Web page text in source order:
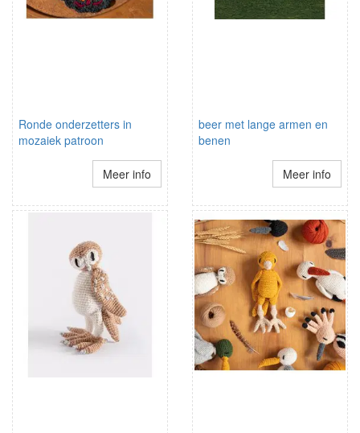
Ronde onderzetters in
mozaiek patroon
Meer info
beer met lange armen en
benen
Meer info